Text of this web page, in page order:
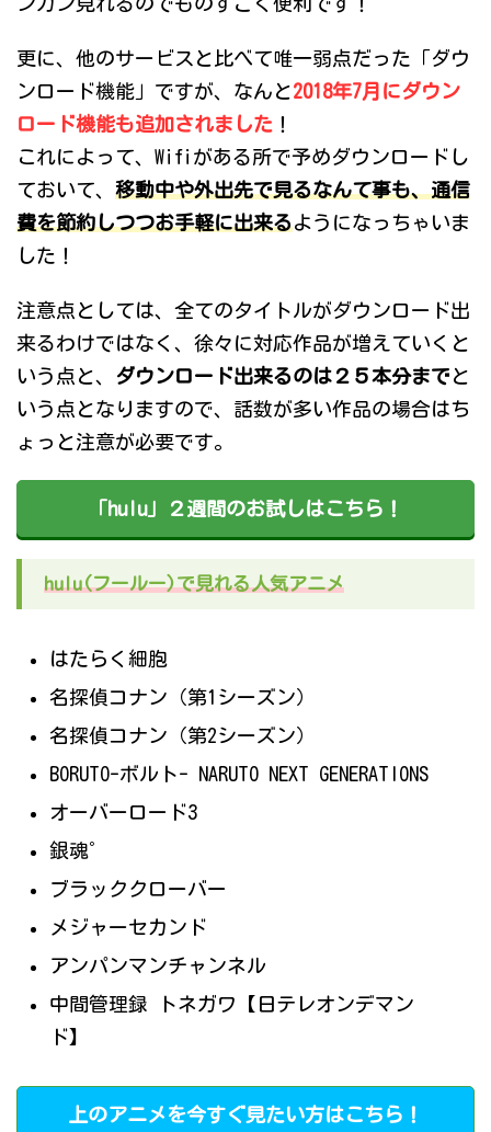
更に、他のサービスと比べて唯一弱点だった「ダウ
ンロード機能」ですが、なんと2018年7月にダウン
ロード機能も追加されました ！
これによって、Wifiがある所で予めダウンロードし
ておいて、 移動中や外出先で見るなんて事も、通信
費を節約しつつお手軽に出来るようになっちゃいま
した！
注意点としては、全てのタイトルがダウンロード出
来るわけではなく、徐々に対応作品が増えていくと
いう点と、
ダウンロード出来るのは２５本分まで と
いう点となりますので、話数が多い作品の場合はち
ょっと注意が必要です。
「hulu」２週間のお試しはこちら！
hulu(フールー)で見れる人気アニメ
はたらく細胞
名探偵コナン（第1シーズン）
名探偵コナン（第2シーズン）
BORUTO-ボルト- NARUTO NEXT GENERATIONS
オーバーロード3
銀魂゜
ブラッククローバー
メジャーセカンド
アンパンマンチャンネル
中間管理録 トネガワ【日テレオンデマン
ド】
上のアニメを今すぐ見たい方はこちら！